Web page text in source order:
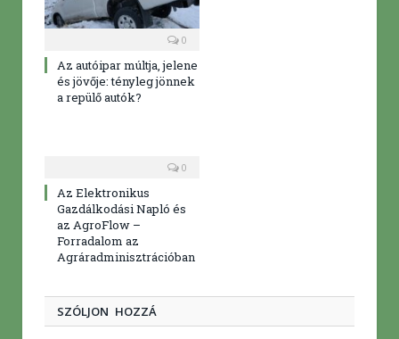
0
Az autóipar múltja, jelene
és jövője: tényleg jönnek
a repülő autók?
0
Az Elektronikus
Gazdálkodási Napló és
az AgroFlow –
Forradalom az
Agráradminisztrációban
SZÓLJON HOZZÁ